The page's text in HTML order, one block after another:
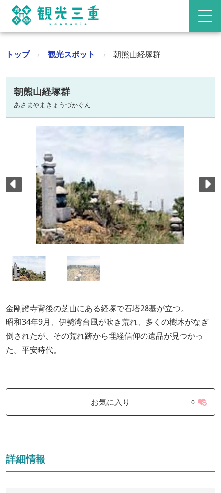
トップ › 観光スポット › 朝熊山経塚群
朝熊山経塚群
あさまやまきょうづかぐん
金剛證寺背後の芝山にある経塚で石塔28基が立つ。
昭和34年9月、伊勢湾台風が吹き荒れ、多くの樹木がなぎ
倒されたが、その荒れ跡から埋経信仰の遺品が見つかっ
た。平安時代。
お気に入り 0
詳細情報